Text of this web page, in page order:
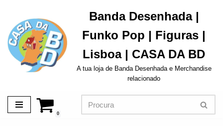
Avançar
para
o
conteúdo
Banda Desenhada |
Funko Pop | Figuras |
Lisboa | CASA DA BD
A tua loja de Banda Desenhada e Merchandise
relacionado
0